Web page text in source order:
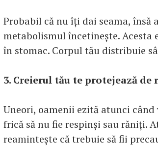
Probabil că nu îți dai seama,
metabolismul încetinește.
în stomac. Corpul tău distribuie
3. Creierul tău te protejează de
Uneori, oamenii ezită atunci când
frică să nu fie respinși sau răniți.
reamintește că trebuie să fii